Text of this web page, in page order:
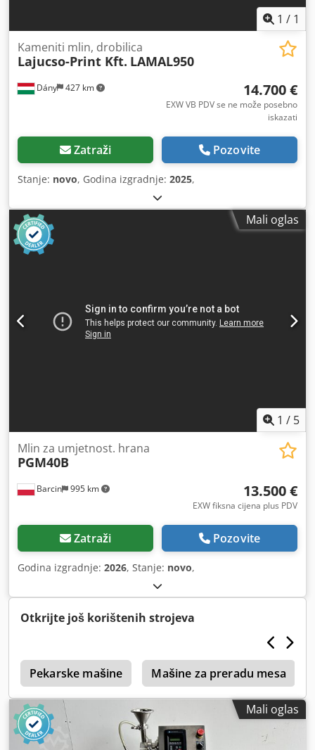
1 / 1
Dány 427 km
Kameniti mlin, drobilica
Lajucso-Print Kft. LAMAL950
14.700 €
EXW VB PDV se ne može posebno
iskazati
Zatraži Pozovite
Stanje: novo, Godina izgradnje: 2025,
Mali oglas
1 / 5
Barcin 995 km
Mlin za umjetnost. hrana
PGM40B
13.500 €
EXW fiksna cijena plus PDV
Zatraži Pozovite
Godina izgradnje: 2026, Stanje: novo,
Otkrijte još korištenih strojeva
Pekarske mašine Mašine za preradu mesa
Mali oglas